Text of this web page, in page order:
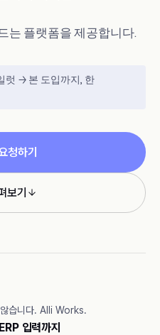
는 플랫폼을 제공합니다.
럿 → 본 도입까지, 한
청하기
보기
습니다. Alli Works.
입력까지